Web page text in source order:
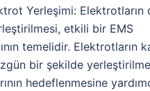
Yerleşimi: Elektrotların
etkili bir EMS
temelidir. Elektrotların
bir şekilde
hedeflenmesine